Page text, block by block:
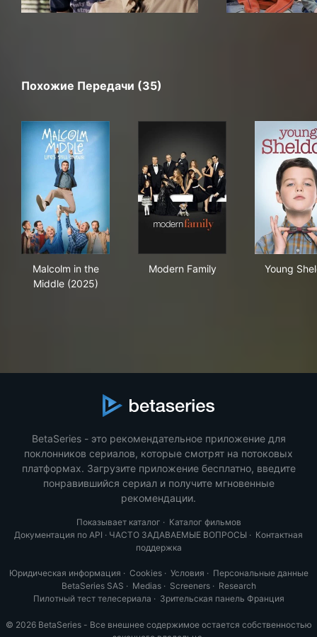
Похожие Передачи (35)
Malcolm in the
Middle (2025)
Modern Family Young
BetaSeries - это рекомендательное приложение для
поклонников сериалов, которые смотрят на потоковых
платформах. Загрузите приложение бесплатно, введите
понравившийся сериал и получите мгновенные
рекомендации.
Показывает каталог · Каталог фильмов
Документация по API · ЧАСТО ЗАДАВАЕМЫЕ ВОПРОСЫ · Контактная
поддержка
Юридическая информация · Cookies· Условия · Персональные данные
BetaSeries SAS · Medias· Screeners· Research
Пилотный тест телесериала · Зрительская панель Франция
© 2026 BetaSeries - Все внешнее содержимое остается собственностью